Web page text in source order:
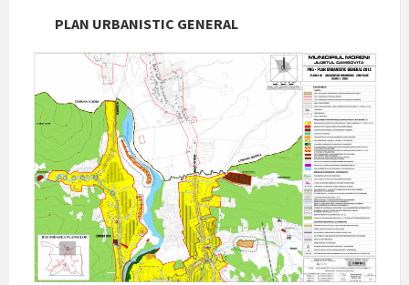
PLAN URBANISTIC GENERAL